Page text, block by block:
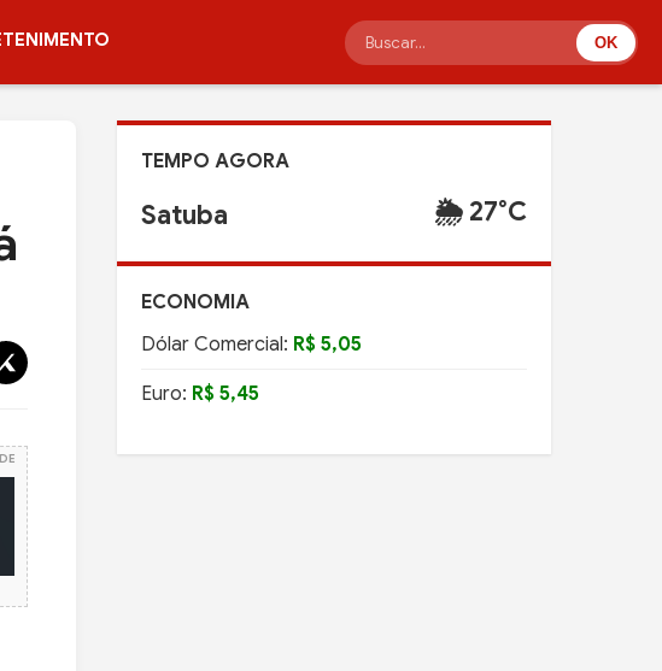
OK
TEMPO AGORA
Satuba 🌦️ 27°C
ECONOMIA
Dólar Comercial: R$ 5,05
Euro: R$ 5,45